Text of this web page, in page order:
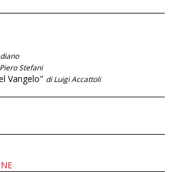
Stefani
Vangelo" di Luigi Accattoli